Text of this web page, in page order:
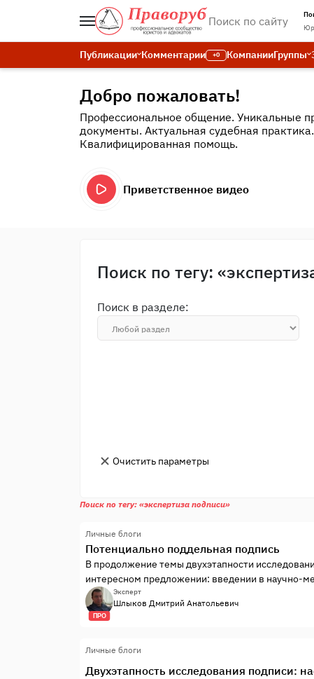
Публикации Комментарии +0 КомпанииГруппы
Добро пожаловать!
Профессиональное общение. Уникальные
документы. Актуальная судебная практика.
Квалифицированная помощь.
Приветственное видео
Поиск по тегу:
Поиск в разделе:
Очистить параметры
Поиск по тегу: «экспертиза подписи»
Личные блоги
Потенциально поддельная подпись
В продолжение темы двухэтапности
интересном предложении: введении в научно-
поддельная подпись».В соответствии с
исследования подписи, как удостоверительного
ПРО
Эксперт
Шлыков Дмитрий Анатольевич
Личные блоги
Двухэтапность исследования подписи: